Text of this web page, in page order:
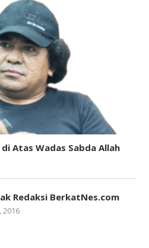
Atas Wadas Sabda Allah
Redaksi BerkatNes.com
2016